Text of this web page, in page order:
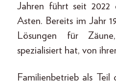
Jahren führt seit 2022
Asten. Bereits im Jahr
Lösungen für Zäune,
spezialisiert hat, von
Familienbetrieb als